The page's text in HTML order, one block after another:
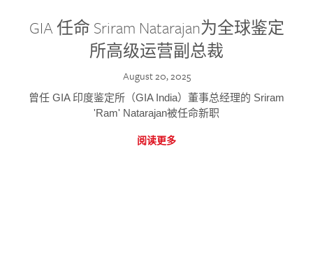
GIA 任命 Sriram Natarajan为全球鉴定
所高级运营副总裁
August 20, 2025
曾任 GIA 印度鉴定所（GIA India）董事总经理的 Sriram
'Ram' Natarajan被任命新职
阅读更多